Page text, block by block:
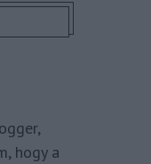
hogy a